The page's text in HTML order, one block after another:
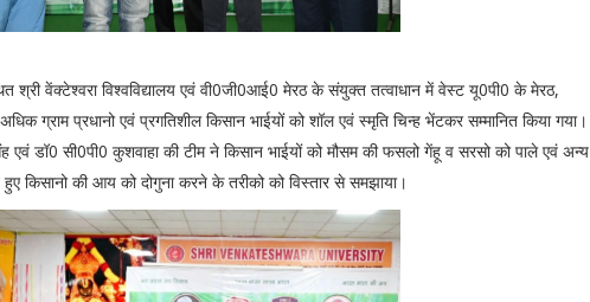
श्री वेंक्टेश्वरा विश्वविद्यालय एवं वी0जी0आई0 मेरठ के संयुक्त तत्वाधान में वेस्ट यू0पी0 के मेरठ,
ग्राम प्रधानो एवं प्रगतिशील किसान भाईयों को शॉल एवं स्मृति चिन्ह भेंटकर सम्मानित किया गया।
एवं डॉ0 सी0पी0 कुशवाहा की टीम ने किसान भाईयों को मौसम की फसलो गेंहू व सरसो को पाले एवं अन्य
हुए किसानो की आय को दोगुना करने के तरीको को विस्तार से समझाया।